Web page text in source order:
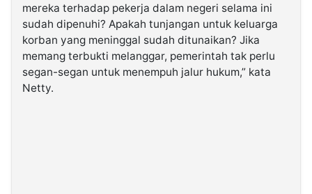
mereka terhadap pekerja dalam negeri selama ini
sudah dipenuhi? Apakah tunjangan untuk keluarga
korban yang meninggal sudah ditunaikan? Jika
memang terbukti melanggar, pemerintah tak perlu
segan-segan untuk menempuh jalur hukum,” kata
Netty.